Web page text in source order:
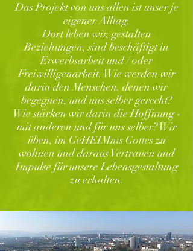
Das Projekt von uns allen ist unser je
eigener Alltag.
Dort leben wir, gestalten
Beziehungen, sind beschäftigt in
Erwerbsarbeit und / oder
Freiwilligenarbeit. Wie werden wir
darin den Menschen. denen wir
begegnen, und uns selber gerecht?
Wie stärken wir darin die Hoffnung -
mit anderen und für uns selber? Wir
üben, im GeHEIMnis Gottes zu
wohnen und daraus Vertrauen und
Impulse für unsere Lebensgestaltung
zu erhalten.